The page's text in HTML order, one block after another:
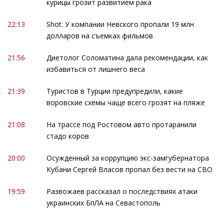
курицы грозит развитием рака
22:13
Shot: У компании Невского пропали 19 млн
долларов на съемках фильмов
21:56
Диетолог Соломатина дала рекомендации, как
избавиться от лишнего веса
21:39
Туристов в Турции предупредили, какие
воровские схемы чаще всего грозят на пляже
21:08
На трассе под Ростовом авто протаранили
стадо коров
20:00
Осужденный за коррупцию экс-замгубернатора
Кубани Сергей Власов пропал без вести на СВО
19:59
Развожаев рассказал о последствиях атаки
украинских БпЛА на Севастополь